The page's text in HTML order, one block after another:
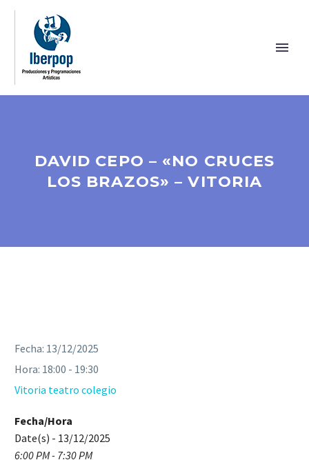
DAVID CEPO – «NO CRUCES
LOS BRAZOS» – VITORIA
Fecha: 13/12/2025
Hora: 18:00 - 19:30
Vitoria teatro colegio
Fecha/Hora
Date(s) - 13/12/2025
6:00 PM - 7:30 PM